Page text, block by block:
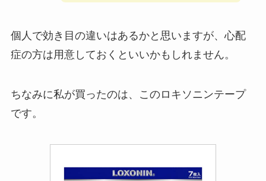
個人で効き目の違いはあるかと思いますが、心配
症の方は用意しておくといいかもしれません。
ちなみに私が買ったのは、このロキソニンテープ
です。